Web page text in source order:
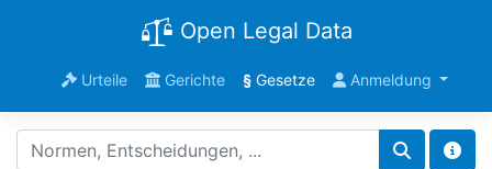
Open Legal Data
Urteile Gerichte §Gesetze Anmeldung